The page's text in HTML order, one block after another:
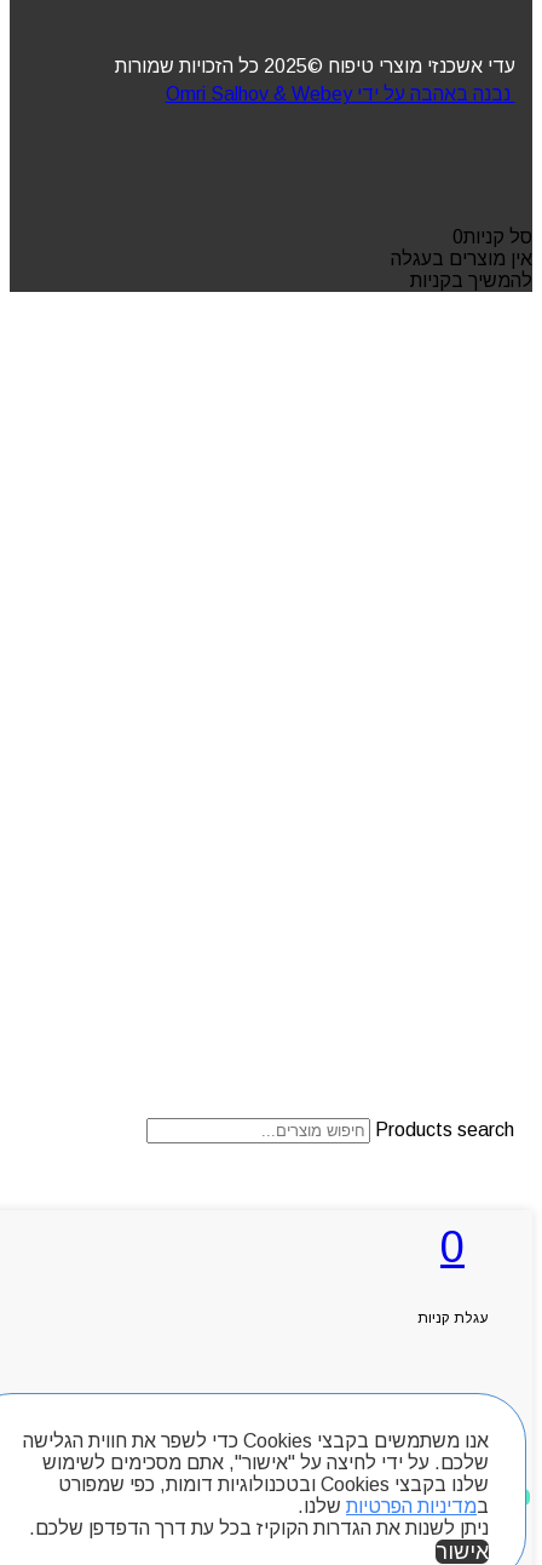
עדי אשכנזי מוצרי טיפוח ©2025 כל הזכויות שמורות
נבנה באהבה על ידי Omri Salhov & Webey
אנו משתמשים בקבצי Cookies כדי לשפר את חווית הגלישה
שלכם. על ידי לחיצה על "אישור", אתם מסכימים לשימוש
שלנו בקבצי Cookies ובטכנולוגיות דומות, כפי שמפורט
במדיניות הפרטיות שלנו.
ניתן לשנות את הגדרות הקוקיז בכל עת דרך הדפדפן שלכם.
אישור
0
עגלת קניות
חיפוש מוצרים
מוצרים שאהבתי
סל קניות0
אין מוצרים בעגלה
להמשיך בקניות
Products search
ראשי
אודותניו
יצירת קשר
Byou